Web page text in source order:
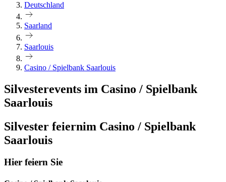
Deutschland
Saarland
Saarlouis
Casino / Spielbank Saarlouis
Silvesterevents im Casino / Spielbank
Saarlouis
Silvester feiernim Casino / Spielbank
Saarlouis
Hier feiern Sie